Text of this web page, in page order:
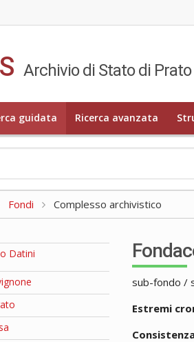
Archivio di Stato di Prato
guidata Ricerca avanzata
Fondi Complesso archivistico
Datini
sub-fondo /
Estremi